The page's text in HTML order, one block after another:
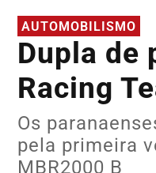
AUTOMOBILISMO
Dupla de
Racing
Os
pela primeira
MBR2000 B